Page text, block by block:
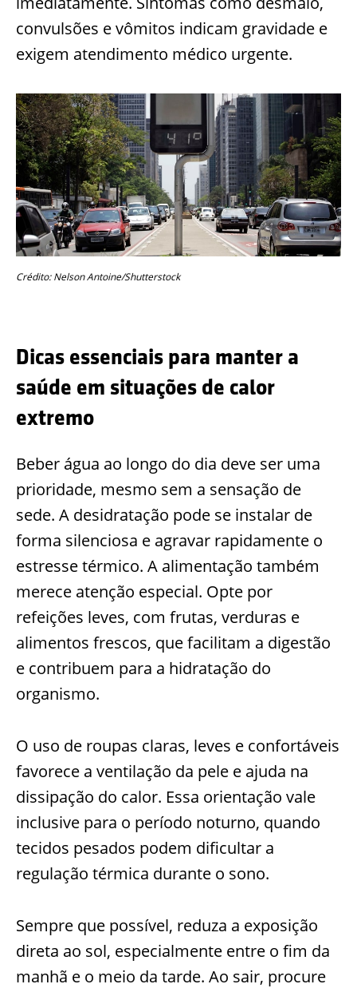
convulsões e vômitos indicam gravidade e
exigem atendimento médico urgente.
Crédito: Nelson Antoine/Shutterstock
Dicas essenciais para manter a
saúde em situações de calor
extremo
Beber água ao longo do dia deve ser uma
prioridade, mesmo sem a sensação de
sede. A desidratação pode se instalar de
forma silenciosa e agravar rapidamente o
estresse térmico. A alimentação também
merece atenção especial. Opte por
refeições leves, com frutas, verduras e
alimentos frescos, que facilitam a digestão
e contribuem para a hidratação do
organismo.
O uso de roupas claras, leves e confortáveis
favorece a ventilação da pele e ajuda na
dissipação do calor. Essa orientação vale
inclusive para o período noturno, quando
tecidos pesados podem dificultar a
regulação térmica durante o sono.
Sempre que possível, reduza a exposição
direta ao sol, especialmente entre o fim da
manhã e o meio da tarde. Ao sair, procure